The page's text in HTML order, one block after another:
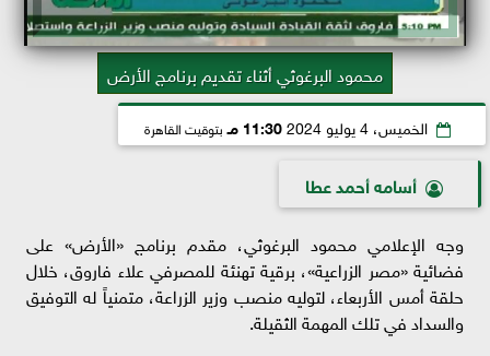
محمود البرغوثي أثناء تقديم برنامج الأرض
الخميس، 4 يوليو 2024 11:30 مـ بتوقيت القاهرة
أسامه أحمد عطا
وجه الإعلامي محمود البرغوثي، مقدم برنامج «الأرض» على
فضائية «مصر الزراعية»، برقية تهنئة للمصرفي علاء فاروق، خلال
حلقة أمس الأربعاء، لتوليه منصب وزير الزراعة، متمنياً له التوفيق
والسداد في تلك المهمة الثقيلة.